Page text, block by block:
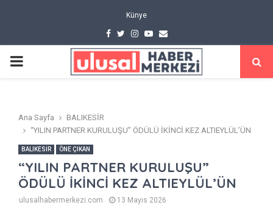
Künye
Facebook
TwitterInstagram
Youtube
Email
PRIMARY
Ana Sayfa
BALIKESİR
“YILIN PARTNER KURULUŞU” ÖDÜLÜ İKİNCİ KEZ ALTIEYLÜL’ÜN
BALIKESİR ÖNE ÇIKAN
“YILIN PARTNER KURULUŞU”
ÖDÜLÜ İKİNCİ KEZ ALTIEYLÜL’ÜN
ulusalhabermerkezi.com 13 Mayıs 2026